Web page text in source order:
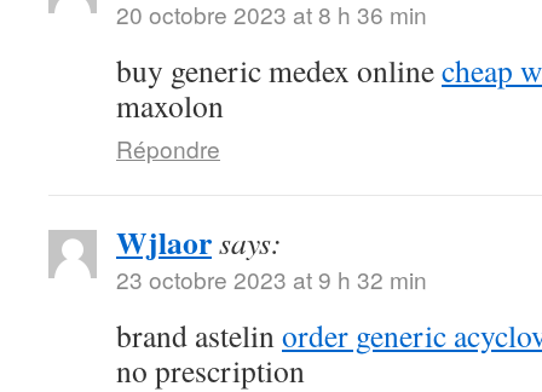
20 octobre 2023 at 8 h 36 min
buy generic medex onlinecheap
maxolon
Répondre
Wjlaorsays:
23 octobre 2023 at 9 h 32 min
brand astelinorder generic
no prescription